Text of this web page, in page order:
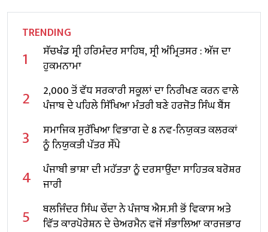
TRENDING
1
ਸੱਚਖੰਡ ਸ੍ਰੀ ਹਰਿਮੰਦਰ ਸਾਹਿਬ, ਸ੍ਰੀ ਅੰਮ੍ਰਿਤਸਰ : ਅੱਜ ਦਾ
ਹੁਕਮਨਾਮਾ
2
2,000 ਤੋਂ ਵੱਧ ਸਰਕਾਰੀ ਸਕੂਲਾਂ ਦਾ ਨਿਰੀਖਣ ਕਰਨ ਵਾਲੇ
ਪੰਜਾਬ ਦੇ ਪਹਿਲੇ ਸਿੱਖਿਆ ਮੰਤਰੀ ਬਣੇ ਹਰਜੋਤ ਸਿੰਘ ਬੈਂਸ
3
ਸਮਾਜਿਕ ਸੁਰੱਖਿਆ ਵਿਭਾਗ ਦੇ 8 ਨਵ-ਨਿਯੁਕਤ ਕਲਰਕਾਂ
ਨੂੰ ਨਿਯੁਕਤੀ ਪੱਤਰ ਸੌਂਪੇ
4
ਪੰਜਾਬੀ ਭਾਸ਼ਾ ਦੀ ਮਹੱਤਤਾ ਨੂੰ ਦਰਸਾਉਂਦਾ ਸਾਹਿਤਕ ਬਰੋਸ਼ਰ
ਜਾਰੀ
5
ਬਲਜਿੰਦਰ ਸਿੰਘ ਚੌਂਦਾ ਨੇ ਪੰਜਾਬ ਐਸ.ਸੀ ਭੋਂ ਵਿਕਾਸ ਅਤੇ
ਵਿੱਤ ਕਾਰਪੋਰੇਸ਼ਨ ਦੇ ਚੇਅਰਮੈਨ ਵਜੋਂ ਸੰਭਾਲਿਆ ਕਾਰਜਭਾਰ